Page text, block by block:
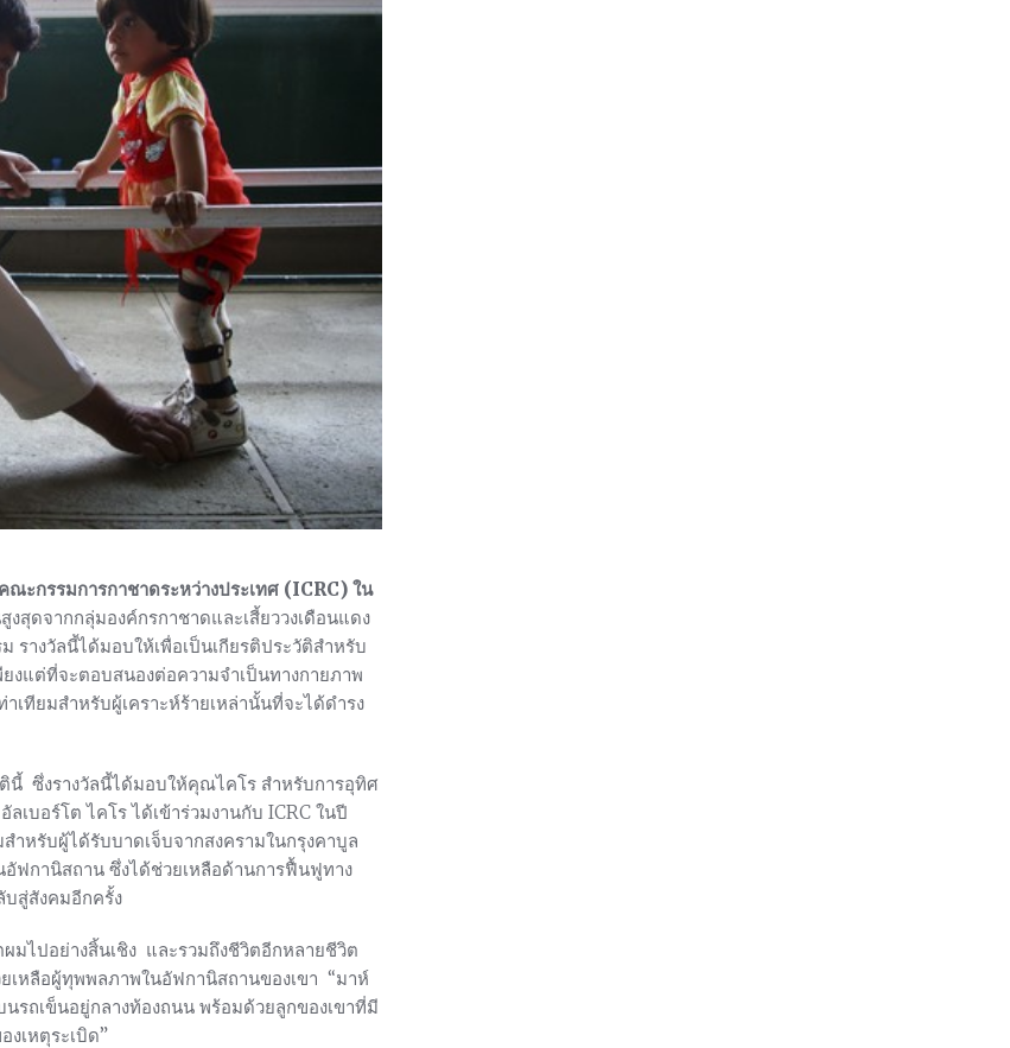
ณะกรรมการกาชาดระหว่างประเทศ (ICRC) ใน
สุดจากกลุ่มองค์กรกาชาดและเสี้ยววงเดือนแดง
รางวัลนี้ได้มอบให้เพื่อเป็นเกียรติประวัติสำหรับ
งแต่ที่จะตอบสนองต่อความจำเป็นทางกายภาพ
เทียมสำหรับผู้เคราะห์ร้ายเหล่านั้นที่จะได้ดำรง
นี้ ซึ่งรางวัลนี้ได้มอบให้คุณไคโร สำหรับการอุทิศ
บอร์โต ไคโร ได้เข้าร่วมงานกับ ICRC ในปี
ำหรับผู้ได้รับบาดเจ็บจากสงครามในกรุงคาบูล
อัฟกานิสถาน ซึ่งได้ช่วยเหลือด้านการฟื้นฟูทาง
สู่สังคมอีกครั้ง
ไปอย่างสิ้นเชิง และรวมถึงชีวิตอีกหลายชีวิต
หลือผู้ทุพพลภาพในอัฟกานิสถานของเขา “มาห์
รถเข็นอยู่กลางท้องถนน พร้อมด้วยลูกของเขาที่มี
เหตุระเบิด”